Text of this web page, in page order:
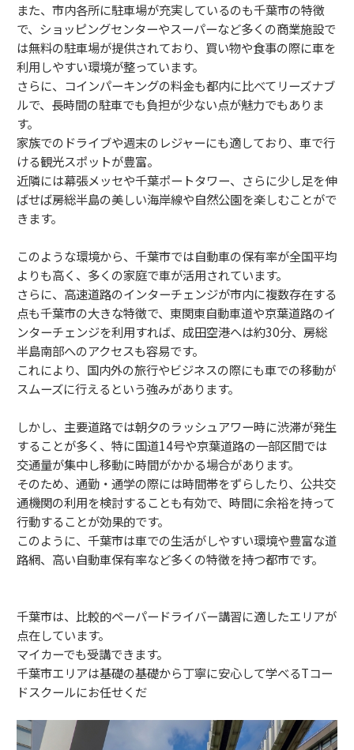
また、市内各所に駐車場が充実しているのも千葉市の特徴
で、ショッピングセンターやスーパーなど多くの商業施設で
は無料の駐車場が提供されており、買い物や食事の際に車を
利用しやすい環境が整っています。
さらに、コインパーキングの料金も都内に比べてリーズナブ
ルで、長時間の駐車でも負担が少ない点が魅力でもありま
す。
家族でのドライブや週末のレジャーにも適しており、車で行
ける観光スポットが豊富。
近隣には幕張メッセや千葉ポートタワー、さらに少し足を伸
ばせば房総半島の美しい海岸線や自然公園を楽しむことがで
きます。
このような環境から、千葉市では自動車の保有率が全国平均
よりも高く、多くの家庭で車が活用されています。
さらに、高速道路のインターチェンジが市内に複数存在する
点も千葉市の大きな特徴で、東関東自動車道や京葉道路のイ
ンターチェンジを利用すれば、成田空港へは約30分、房総
半島南部へのアクセスも容易です。
これにより、国内外の旅行やビジネスの際にも車での移動が
スムーズに行えるという強みがあります。
しかし、主要道路では朝夕のラッシュアワー時に渋滞が発生
することが多く、特に国道14号や京葉道路の一部区間では
交通量が集中し移動に時間がかかる場合があります。
そのため、通勤・通学の際には時間帯をずらしたり、公共交
通機関の利用を検討することも有効で、時間に余裕を持って
行動することが効果的です。
このように、千葉市は車での生活がしやすい環境や豊富な道
路網、高い自動車保有率など多くの特徴を持つ都市です。
千葉市は、比較的ペーパードライバー講習に適したエリアが
点在しています。
マイカーでも受講できます。
千葉市エリアは基礎の基礎から丁寧に安心して学べるTコー
ドスクールにお任せくだ